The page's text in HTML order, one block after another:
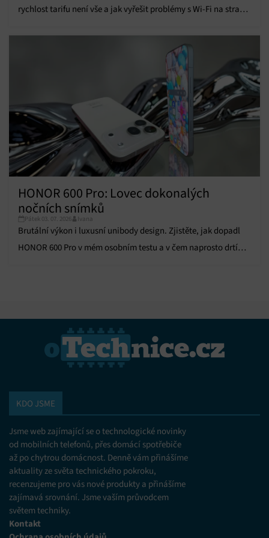
informací.
Zajištění bezpečnosti, předcházení a zjišťování
podvodů a odstraňování chyb, Poskytování a
zobrazování reklamy a obsahu, Ukládání a sdělování
rychlost tarifu není vše a jak vyřešit problémy s Wi-Fi na straně
HONOR 600 Pro: Lovec dokonalých
nočních snímků
Pátek 03. 07. 2026 Ivana
Brutální výkon i luxusní unibody design. Zjistěte, jak dopadl
HONOR 600 Pro v mém osobním testu a v čem naprosto drtí
KDO JSME
Jsme web zajímající se o technologické novinky
od mobilních telefonů, přes domácí spotřebiče
až po chytrou domácnost. Denně vám přinášíme
aktuality ze světa technického pokroku,
recenzujeme pro vás nové produkty a přinášíme
zajímavá srovnání. Jsme vaším průvodcem
světem techniky.
Kontakt